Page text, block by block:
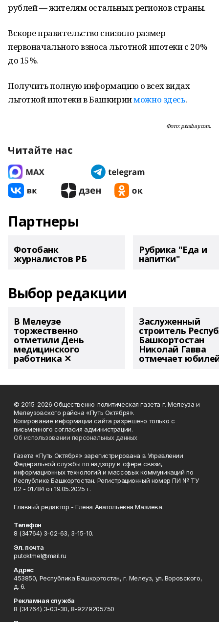
рублей — жителям остальных регионов страны.
Вскоре правительство снизило размер
первоначального взноса льготной ипотеки с 20%
до 15%.
Получить полную информацию о всех видах
льготной ипотеки в Башкирииможно здесь.
Фото: pixabay.com.
Читайте нас
Партнеры
Фотобанк
журналистов РБ
Рубрика "Еда и
напитки"
Выбор редакции
В Мелеузе
торжественно
отметили День
медицинского
работника ✕
Заслуженный
строитель
Башкортостан
Николай Гавва
отмечает
© 2015-2026 Общественно-политическая газета г. Мелеуза и
Мелеузовского района «Путь Октября».
Копирование информации сайта разрешено только с
письменного согласия администрации.
Об использовании персональных данных
Газета «Путь Октября» зарегистрирована в Управлении
Федеральной службы по надзору в сфере связи,
информационных технологий и массовых коммуникаций по
Республике Башкортостан. Регистрационный номер ПИ № ТУ
02 - 01784 от 19.05.2025 г.
Главный редактор - Елена Анатольевна Мазиева.
Телефон
8 (34764) 3-02-63, 3-15-10.
Эл. почта
putoktmel@mail.ru
Адрес
453850, Республика Башкортостан, г. Мелеуз, ул. Воровского,
д. 6.
Рекламная служба
8 (34764) 3-03-30, 8-9279205750